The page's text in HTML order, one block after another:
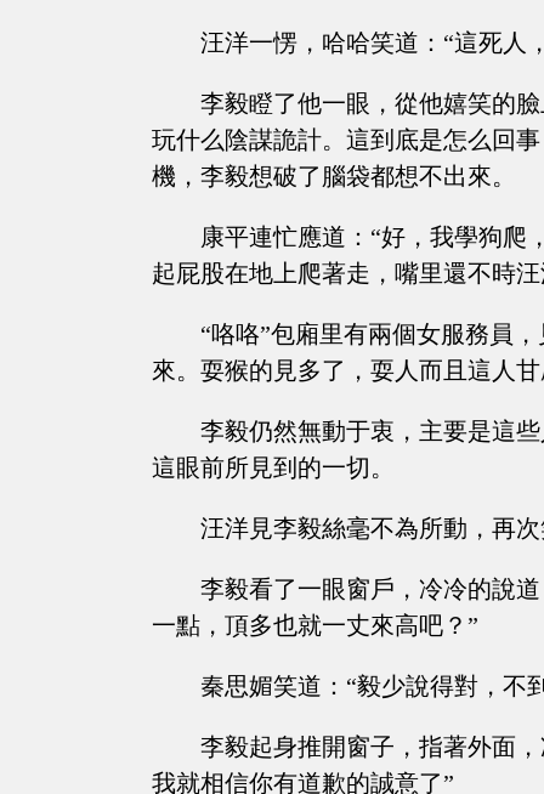
汪洋一愣，哈哈笑道：“這死人
李毅瞪了他一眼，從他嬉笑的
玩什么陰謀詭計。這到底是怎么回
機，李毅想破了腦袋都想不出來。
康平連忙應道：“好，我學狗爬
起屁股在地上爬著走，嘴里還不時
“咯咯”包廂里有兩個女服務員
來。耍猴的見多了，耍人而且這人
李毅仍然無動于衷，主要是這
這眼前所見到的一切。
汪洋見李毅絲毫不為所動，再
李毅看了一眼窗戶，冷冷的說
一點，頂多也就一丈來高吧？”
秦思媚笑道：“毅少說得對，不
李毅起身推開窗子，指著外面
我就相信你有道歉的誠意了”